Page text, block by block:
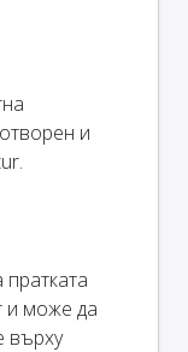
и
и може да
върху